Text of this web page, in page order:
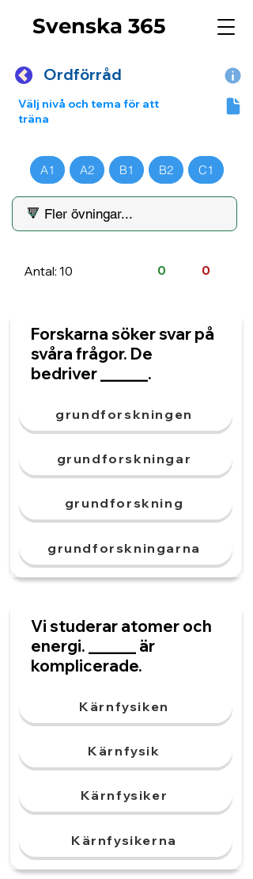
Svenska 365
Ordförråd
Välj nivå och tema för att
träna
A1 A2 B1 B2 C1
Antal: 10 0 0
Forskarna söker svar på
svåra frågor. De
bedriver ______.
grundforskningen
grundforskningar
grundforskning
grundforskningarna
Vi studerar atomer och
energi. ______ är
komplicerade.
Kärnfysiken
Kärnfysik
Kärnfysiker
Kärnfysikerna